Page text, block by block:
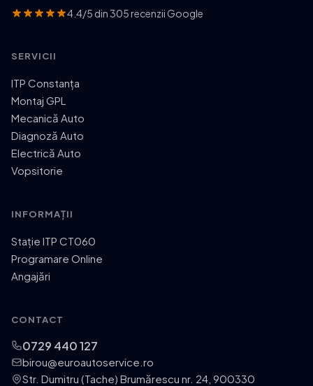
4.4/5 din 305 recenzii Google
SERVICII
ITP Constanța
Montaj GPL
Mecanică Auto
Diagnoză Auto
Electrică Auto
Vopsitorie
INFORMAȚII
Stație ITP CT060
Programare Online
Angajări
CONTACT
0729 440 127
birou@euroautoservice.ro
Str. Dumitru (Tache) Brumărescu nr. 24, 900330